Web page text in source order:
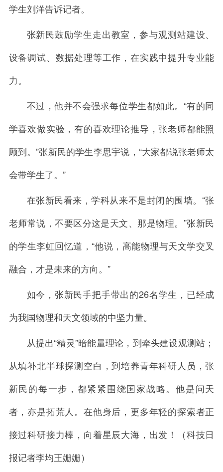
学生刘洋告诉记者。
张新民鼓励学生走出教室，参与观测站建设、
设备调试、数据处理等工作，在实践中提升专业能
力。
不过，他并不会强求每位学生都如此。“有的同
学喜欢做实验，有的喜欢理论推导，张老师都能照
顾到。”张新民的学生李思宇说，“大家都说张老师太
会带学生了。”
在张新民看来，学科从来不是封闭的围墙。“张
老师常说，不要区分这是天文、那是物理。”张新民
的学生李虹回忆道，“他说，高能物理与天文学交叉
融合，才是未来的方向。”
如今，张新民手把手带出的26名学生，已经成
为我国物理和天文领域的中坚力量。
从提出“精灵”暗能量理论，到牵头建设观测站；
从填补北半球探测空白，到培养青年科研人员，张
新民的每一步，都紧紧围绕国家战略。他是问天
者，亦是拓荒人。在他身后，更多年轻的探索者正
接过科研接力棒，向着星辰大海，出发！（科技日
报记者李均王姗姗）